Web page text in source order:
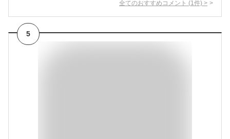
全てのおすすめコメント (1 件) >
5